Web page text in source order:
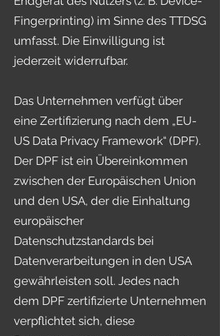
Fingerprinting) im Sinne des TTDSG
umfasst. Die Einwilligung ist
jederzeit widerrufbar.
Das Unternehmen verfügt über
eine Zertifizierung nach dem „EU-
US Data Privacy Framework“ (DPF).
Der DPF ist ein Übereinkommen
zwischen der Europäischen Union
und den USA, der die Einhaltung
europäischer
Datenschutzstandards bei
Datenverarbeitungen in den USA
gewährleisten soll. Jedes nach
dem DPF zertifizierte Unternehmen
verpflichtet sich, diese